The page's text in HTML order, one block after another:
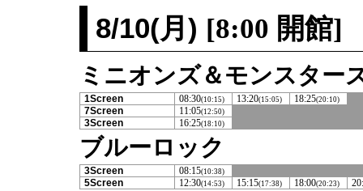
8/10(月) [8:00 開館]
ミニオンズ＆モンスター
1Screen 08:30(10:15) 13:20(15:05) 18:25(20:10)
7Screen 11:05(12:50)
3Screen 16:25(18:10)
ブルーロック
3Screen 08:15(10:38)
5Screen 12:30(14:53) 15:15(17:38) 18:00(20:23)